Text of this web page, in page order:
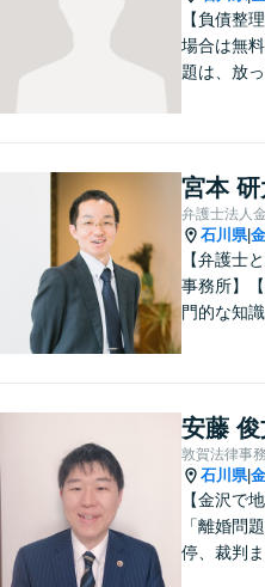
さい。
【負債整
場合は無
題は、放
行うこと
なります
ださい。
宮本 研
弁護士法人
石川県|
【弁護士
事務所】
門的な知
トします
ジありま
安藤 俊
敦賀法律事
石川県|
【金沢で
「離婚問
停、裁判